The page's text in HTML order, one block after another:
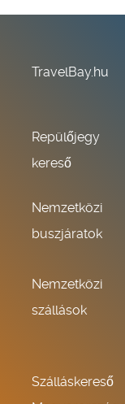
TravelBay.hu
Repülőjegy
kereső
Nemzetközi
buszjáratok
Nemzetközi
szállások
Szálláskereső